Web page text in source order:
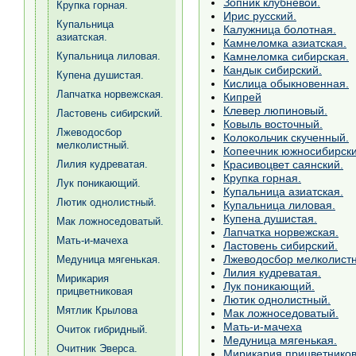
Ирис русский.
Калужница болотная.
Камнеломка азиатская.
Камнеломка сибирская.
Кандык сибирский.
Кислица обыкновенная.
Кипрей
Клевер люпиновый.
Ковыль восточный.
Колокольчик скученный.
Копеечник
Красивоцвет саянский.
Крупка горная.
Купальница азиатская.
Купальница лиловая.
Купена душистая.
Лапчатка норвежская.
Ластовень сибирский.
Лжеводосбор
Лилия кудреватая.
Лук поникающий.
Лютик однолистный.
Мак ложноседоватый.
Мать-и-мачеха
Медуница мягенькая.
Мирикария
Крупка горная.
Купальница
азиатская.
Купальница лиловая.
Купена душистая.
Лапчатка норвежская.
Ластовень сибирский.
Лжеводосбор
мелколистный.
Лилия кудреватая.
Лук поникающий.
Лютик однолистный.
Мак ложноседоватый.
Мать-и-мачеха
Медуница мягенькая.
Мирикария
прицветниковая
Мятлик Крылова
Очиток гибридный.
Очитник Эверса.